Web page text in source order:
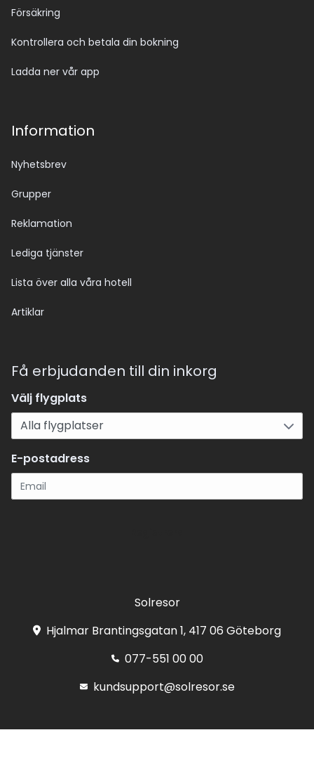
Försäkring
Kontrollera och betala din bokning
Ladda ner vår app
Information
Nyhetsbrev
Grupper
Reklamation
Lediga tjänster
Lista över alla våra hotell
Artiklar
Få erbjudanden till din inkorg
Välj flygplats
E-postadress
Solresor
Hjalmar Brantingsgatan 1, 417 06 Göteborg
077-551 00 00
kundsupport@solresor.se